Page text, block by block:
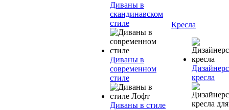
Диваны в
скандинавском
стиле
Диваны в
современном
стиле
Диваны в стиле
Кресла
кресла